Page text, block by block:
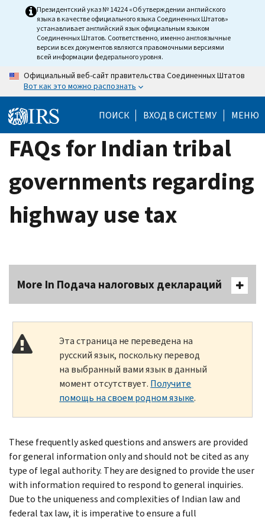
Президентский указ № 14224 «Об утверждении английского
языка в качестве официального языка Соединенных Штатов»
устанавливает английский язык официальным языком
Соединенных Штатов. Соответственно, именно англоязычные
версии всех документов являются правомочными версиями
всей информации федерального уровня.
Официальный веб-сайт правительства Соединенных Штатов
Вот как это можно распознать
ПОИСК ВХОД В СИСТЕМУ МЕНЮ
FAQs for Indian tribal
governments regarding
highway use tax
More In Подача налоговых деклараций
Эта страница не переведена на
русский язык, поскольку перевод
на выбранный вами язык в данный
момент отсутствует. Получите
помощь на своем родном языке.
These frequently asked questions and answers are provided
for general information only and should not be cited as any
type of legal authority. They are designed to provide the user
with information required to respond to general inquiries.
Due to the uniqueness and complexities of Indian law and
federal tax law, it is imperative to ensure a full